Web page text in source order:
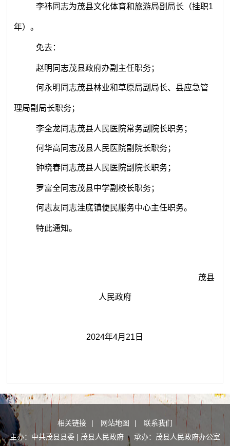
李祎同志为茂县文化体育和旅游局副局长（挂职1
年）。
免去：
赵明同志茂县政府办副主任职务；
何永明同志茂县林业和草原局副局长、县应急管
理局副局长职务；
李全龙同志茂县人民医院常务副院长职务；
何华高同志茂县人民医院副院长职务；
钟晓春同志茂县人民医院副院长职务；
罗富全同志茂县中学副校长职务；
何志友同志洼底镇便民服务中心主任职务。
特此通知。
茂县
人民政府
2024年4月 21 日
相关链接 | 网站地图 |
联系我们
主办：中共茂县县委 | 茂县人民政府 承办：茂县人民政府办公室